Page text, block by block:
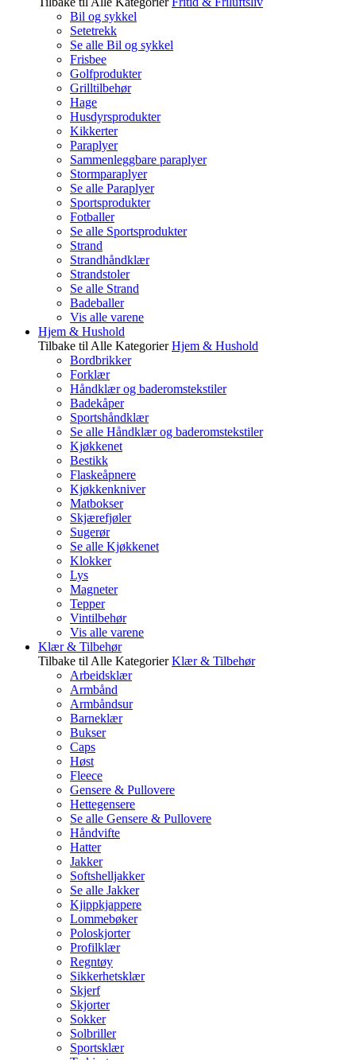
Bil og sykkel
Setetrekk
Se alle Bil og sykkel
Frisbee
Golfprodukter
Grilltilbehør
Hage
Husdyrsprodukter
Kikkerter
Paraplyer
Sammenleggbare paraplyer
Stormparaplyer
Se alle Paraplyer
Sportsprodukter
Fotballer
Se alle Sportsprodukter
Strand
Strandhåndklær
Strandstoler
Se alle Strand
Badeballer
Vis alle varene
Hjem & Hushold
Tilbake til Alle Kategorier Hjem & Hushold
Bordbrikker
Forklær
Håndklær og baderomstekstiler
Badekåper
Sportshåndklær
Se alle Håndklær og baderomstekstiler
Kjøkkenet
Bestikk
Flaskeåpnere
Kjøkkenkniver
Matbokser
Skjærefjøler
Sugerør
Se alle Kjøkkenet
Klokker
Lys
Magneter
Tepper
Vintilbehør
Vis alle varene
Klær & Tilbehør
Tilbake til Alle Kategorier Klær & Tilbehør
Arbeidsklær
Armbånd
Armbåndsur
Barneklær
Bukser
Caps
Høst
Fleece
Gensere & Pullovere
Hettegensere
Se alle Gensere & Pullovere
Håndvifte
Hatter
Jakker
Softshelljakker
Se alle Jakker
Kjippkjappere
Lommebøker
Poloskjorter
Profilklær
Regntøy
Sikkerhetsklær
Skjerf
Skjorter
Sokker
Solbriller
Sportsklær